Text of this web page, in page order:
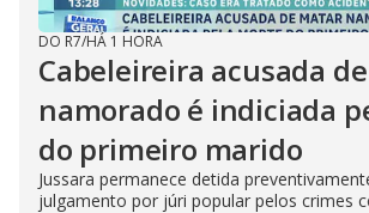
DO R7/HÁ 1 HORA
Cabeleireira acusada
namorado é indiciada
do primeiro marido
Jussara permanece detida
julgamento por júri popular pelos crimes